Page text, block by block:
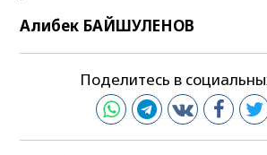
Алибек БАЙШУЛЕНОВ
Поделитесь в